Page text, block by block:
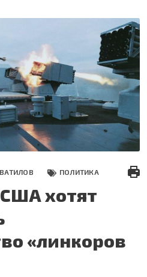
ПОЛИТИКА
хотят
«линкоров